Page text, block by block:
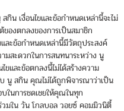
เงื่อนไขและข้อกำหนดเหล่านี้จะไม่
ของตกลงของการเป็นสมาชิก
ข้อกำหนดเหล่านี้มีวัตถุประสงค์
มสะดวกในการสนทนาระหว่าง นู
และข้อตกลงนี้ไม่ได้สร้างความ
นู สกิน คุณไม่ได้ถูกพิจารณาว่าเป็น
ในการชดเชยให้คุณในทุก
มใน วัน โกลบอล วอยซ์ คอมมิวนิตี้